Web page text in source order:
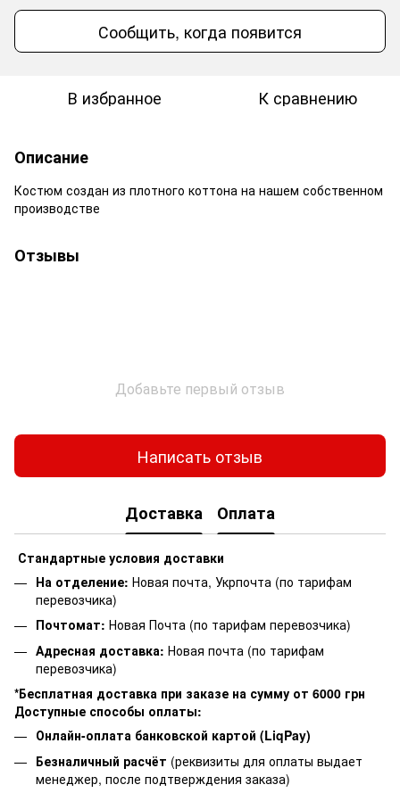
Сообщить, когда появится
В избранное К сравнению
Описание
Костюм создан из плотного коттона на нашем собственном
производстве
Отзывы
Добавьте первый отзыв
Написать отзыв
Доставка Оплата
Стандартные условия доставки
На отделение: Новая почта, Укрпочта (по тарифам
перевозчика)
Почтомат: Новая Почта (по тарифам перевозчика)
Адресная доставка: Новая почта (по тарифам
перевозчика)
*Бесплатная доставка при заказе на сумму от 6000 грн
Доступные способы оплаты:
Онлайн-оплата банковской картой (LiqPay)
Безналичный расчёт (реквизиты для оплаты выдает
менеджер, после подтверждения заказа)